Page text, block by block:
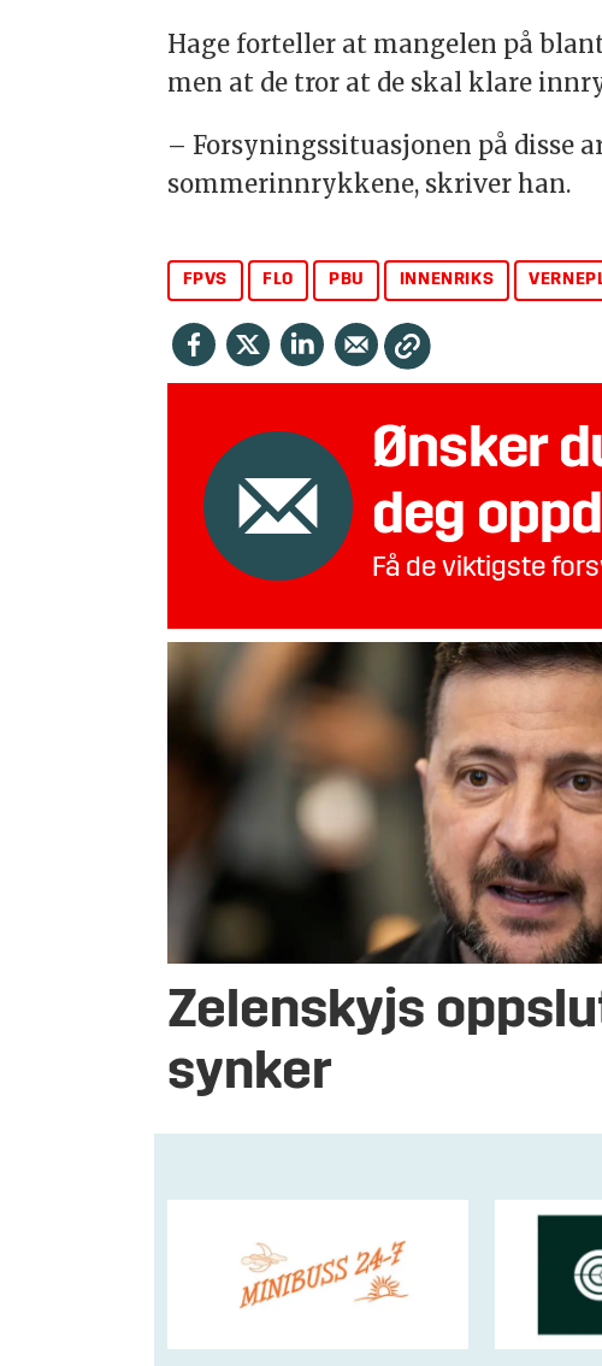
Hage forteller at mangelen på
men at de tror at de skal klare
– Forsyningssituasjonen på
sommerinnrykkene, skriver han.
FPVS FLO PBU INNENRIKS
Ønsker
deg
Få de viktigste
Zelenskyjs
synker